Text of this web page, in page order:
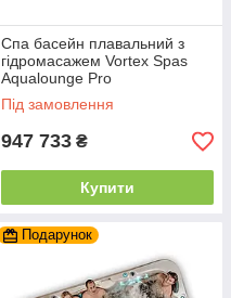
Спа басейн плавальний з
гідромасажем Vortex Spas
Aqualounge Pro
Під замовлення
947 733 ₴
Купити
Подарунок